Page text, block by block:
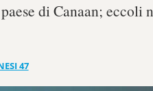
di Canaan; eccoli
47